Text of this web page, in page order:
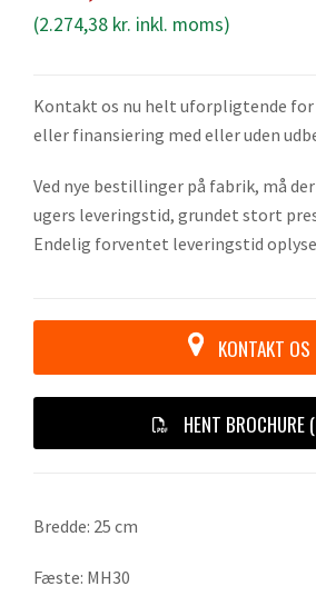
(2.274,38 kr. inkl. moms)
Kontakt os nu helt uforpligtende for
eller finansiering med eller uden
Ved nye bestillinger på fabrik, må
ugers leveringstid, grundet stort
Endelig forventet leveringstid
KONTAKT OS
HENT BROCHURE
Bredde: 25 cm
Fæste: MH30